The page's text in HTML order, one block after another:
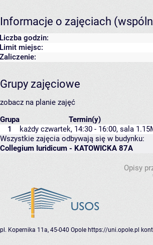
Informacje o zajęciach
Liczba godzin:
Limit miejsc:
Zaliczenie:
Grupy zajęciowe
zobacz na planie zajęć
Grupa
Termin(y)
1
każdy czwartek, 14:30 - 16:00, sala 1.15
Wszystkie zajęcia odbywają się w budynku:
Collegium Iuridicum - KATOWICKA 87A
Opisy
pl. Kopernika 11a, 45-040 Opole https://uni.opole.pl